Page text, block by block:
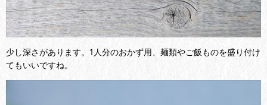
少し深さがあります。1人分のおかず用、麺類やご飯ものを盛り付け
てもいいですね。